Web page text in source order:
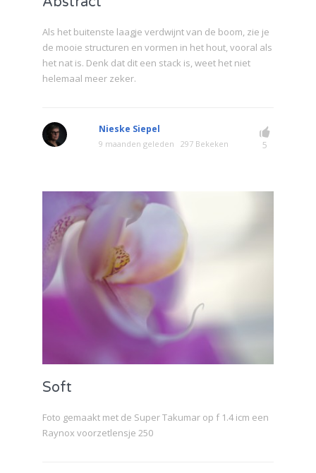
Als het buitenste laagje verdwijnt van de boom, zie je
de mooie structuren en vormen in het hout, vooral als
het nat is. Denk dat dit een stack is, weet het niet
helemaal meer zeker.
Nieske Siepel
9 maanden geleden 297 Bekeken 5
Soft
Foto gemaakt met de Super Takumar op f 1.4 icm een
Raynox voorzetlensje 250